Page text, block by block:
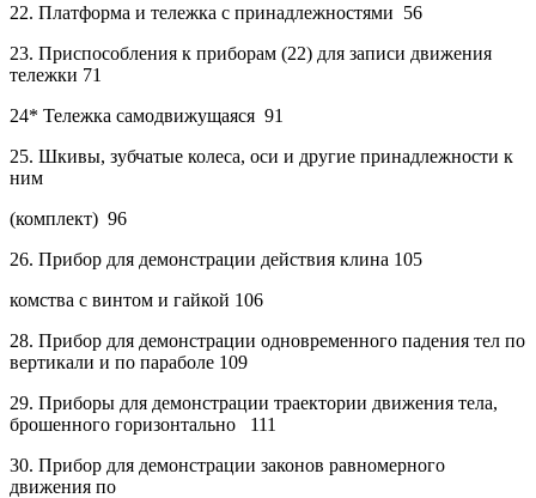
22. Платформа и тележка с принадлежностями 56
23. Приспособления к приборам (22) для записи движения
тележки 71
24* Тележка самодвижущаяся 91
25. Шкивы, зубчатые колеса, оси и другие принадлежности к
ним
(комплект) 96
26. Прибор для демонстрации действия клина 105
комства с винтом и гайкой 106
28. Прибор для демонстрации одновременного падения тел по
вертикали и по параболе 109
29. Приборы для демонстрации траектории движения тела,
брошенного горизонтально
111
30. Прибор для демонстрации законов равномерного
движения по